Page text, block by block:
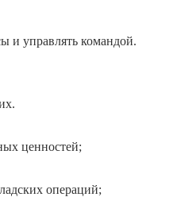
и управлять командой.
ценностей;
операций;